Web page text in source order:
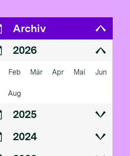
Archiv
2026
Feb Mär Apr Mai Jun
Aug
2025
2024